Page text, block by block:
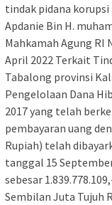
tindak pidana
Apdanie Bin H.
Mahkamah Agung RI
April 2022 Terkait
Tabalong provinsi
Pengelolaan Dana
2017 yang telah
pembayaran uang
Rupiah) telah
tanggal 15
sebesar
Sembilan Juta Tujuh